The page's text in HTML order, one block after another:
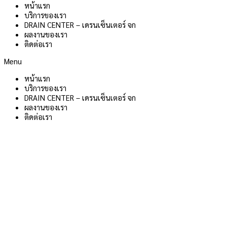
หน้าแรก
บริการของเรา
DRAIN CENTER – เดรนเซ็นเตอร์ จก
ผลงานของเรา
ติดต่อเรา
Menu
หน้าแรก
บริการของเรา
DRAIN CENTER – เดรนเซ็นเตอร์ จก
ผลงานของเรา
ติดต่อเรา